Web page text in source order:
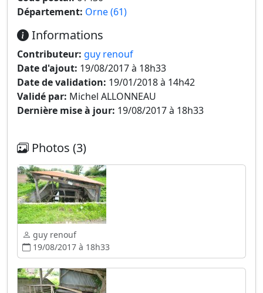
Département: Orne (61)
Informations
Contributeur: guy renouf
Date d'ajout: 19/08/2017 à 18h33
Date de validation: 19/01/2018 à 14h42
Validé par: Michel ALLONNEAU
Dernière mise à jour: 19/08/2017 à 18h33
Photos (3)
guy renouf
19/08/2017 à 18h33